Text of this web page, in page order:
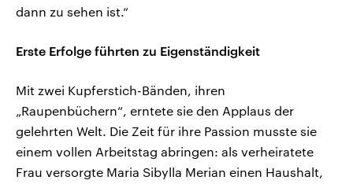
dann zu sehen ist.“
Erste Erfolge führten zu Eigenständigkeit
Mit zwei Kupferstich-Bänden, ihren
„Raupenbüchern“, erntete sie den Applaus der
gelehrten Welt. Die Zeit für ihre Passion musste sie
einem vollen Arbeitstag abringen: als verheiratete
Frau versorgte Maria Sibylla Merian einen Haushalt,